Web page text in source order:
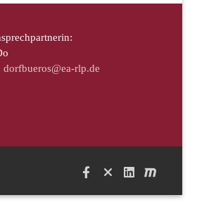
dorfbueros@ea-rlp.de